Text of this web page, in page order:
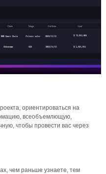
ориентироваться на
всеобъемлющую,
чтобы провести вас через
чем раньше узнаете, тем